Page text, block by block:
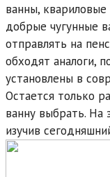
ванны,
добрые чугунные
отправлять на
обходят аналоги,
установлены в
Остается только
ванну выбрать. На
изучив